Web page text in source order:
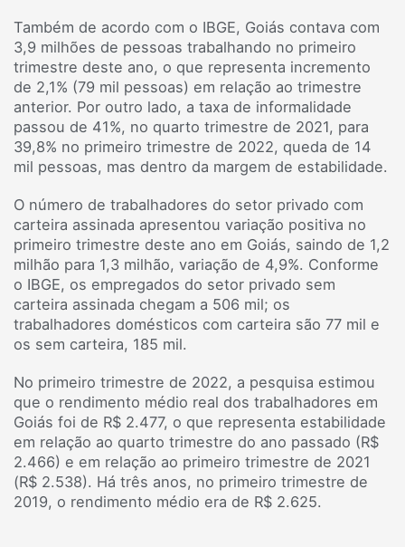
Também de acordo com o IBGE, Goiás contava com
3,9 milhões de pessoas trabalhando no primeiro
trimestre deste ano, o que representa incremento
de 2,1% (79 mil pessoas) em relação ao trimestre
anterior. Por outro lado, a taxa de informalidade
passou de 41%, no quarto trimestre de 2021, para
39,8% no primeiro trimestre de 2022, queda de 14
mil pessoas, mas dentro da margem de estabilidade.
O número de trabalhadores do setor privado com
carteira assinada apresentou variação positiva no
primeiro trimestre deste ano em Goiás, saindo de 1,2
milhão para 1,3 milhão, variação de 4,9%. Conforme
o IBGE, os empregados do setor privado sem
carteira assinada chegam a 506 mil; os
trabalhadores domésticos com carteira são 77 mil e
os sem carteira, 185 mil.
No primeiro trimestre de 2022, a pesquisa estimou
que o rendimento médio real dos trabalhadores em
Goiás foi de R$ 2.477, o que representa estabilidade
em relação ao quarto trimestre do ano passado (R$
2.466) e em relação ao primeiro trimestre de 2021
(R$ 2.538). Há três anos, no primeiro trimestre de
2019, o rendimento médio era de R$ 2.625.